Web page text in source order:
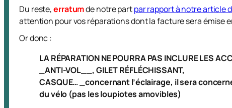
Du reste,erratumde notre partpar rapport à notre article
attention pour vos réparations dont la facture sera émise
Or donc :
LA RÉPARATION NE POURRA PAS INCLURE LES
_ANTI-VOL__, GILET RÉFLÉCHISSANT,
CASQUE… _concernant l’éclairage, il sera
du vélo (pas les loupiotes amovibles)